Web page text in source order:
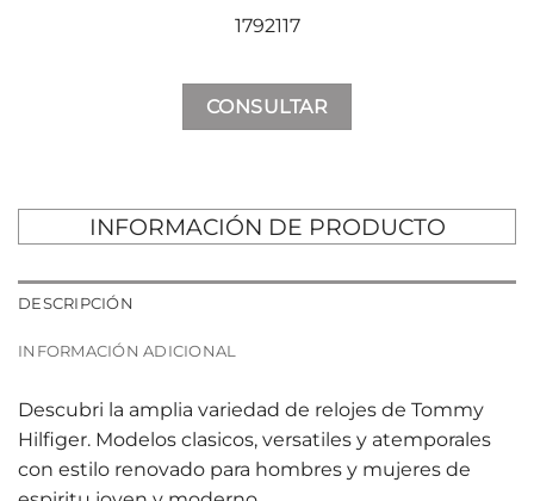
1792117
CONSULTAR
INFORMACIÓN DE PRODUCTO
DESCRIPCIÓN
INFORMACIÓN ADICIONAL
Descubri la amplia variedad de relojes de Tommy
Hilfiger. Modelos clasicos, versatiles y atemporales
con estilo renovado para hombres y mujeres de